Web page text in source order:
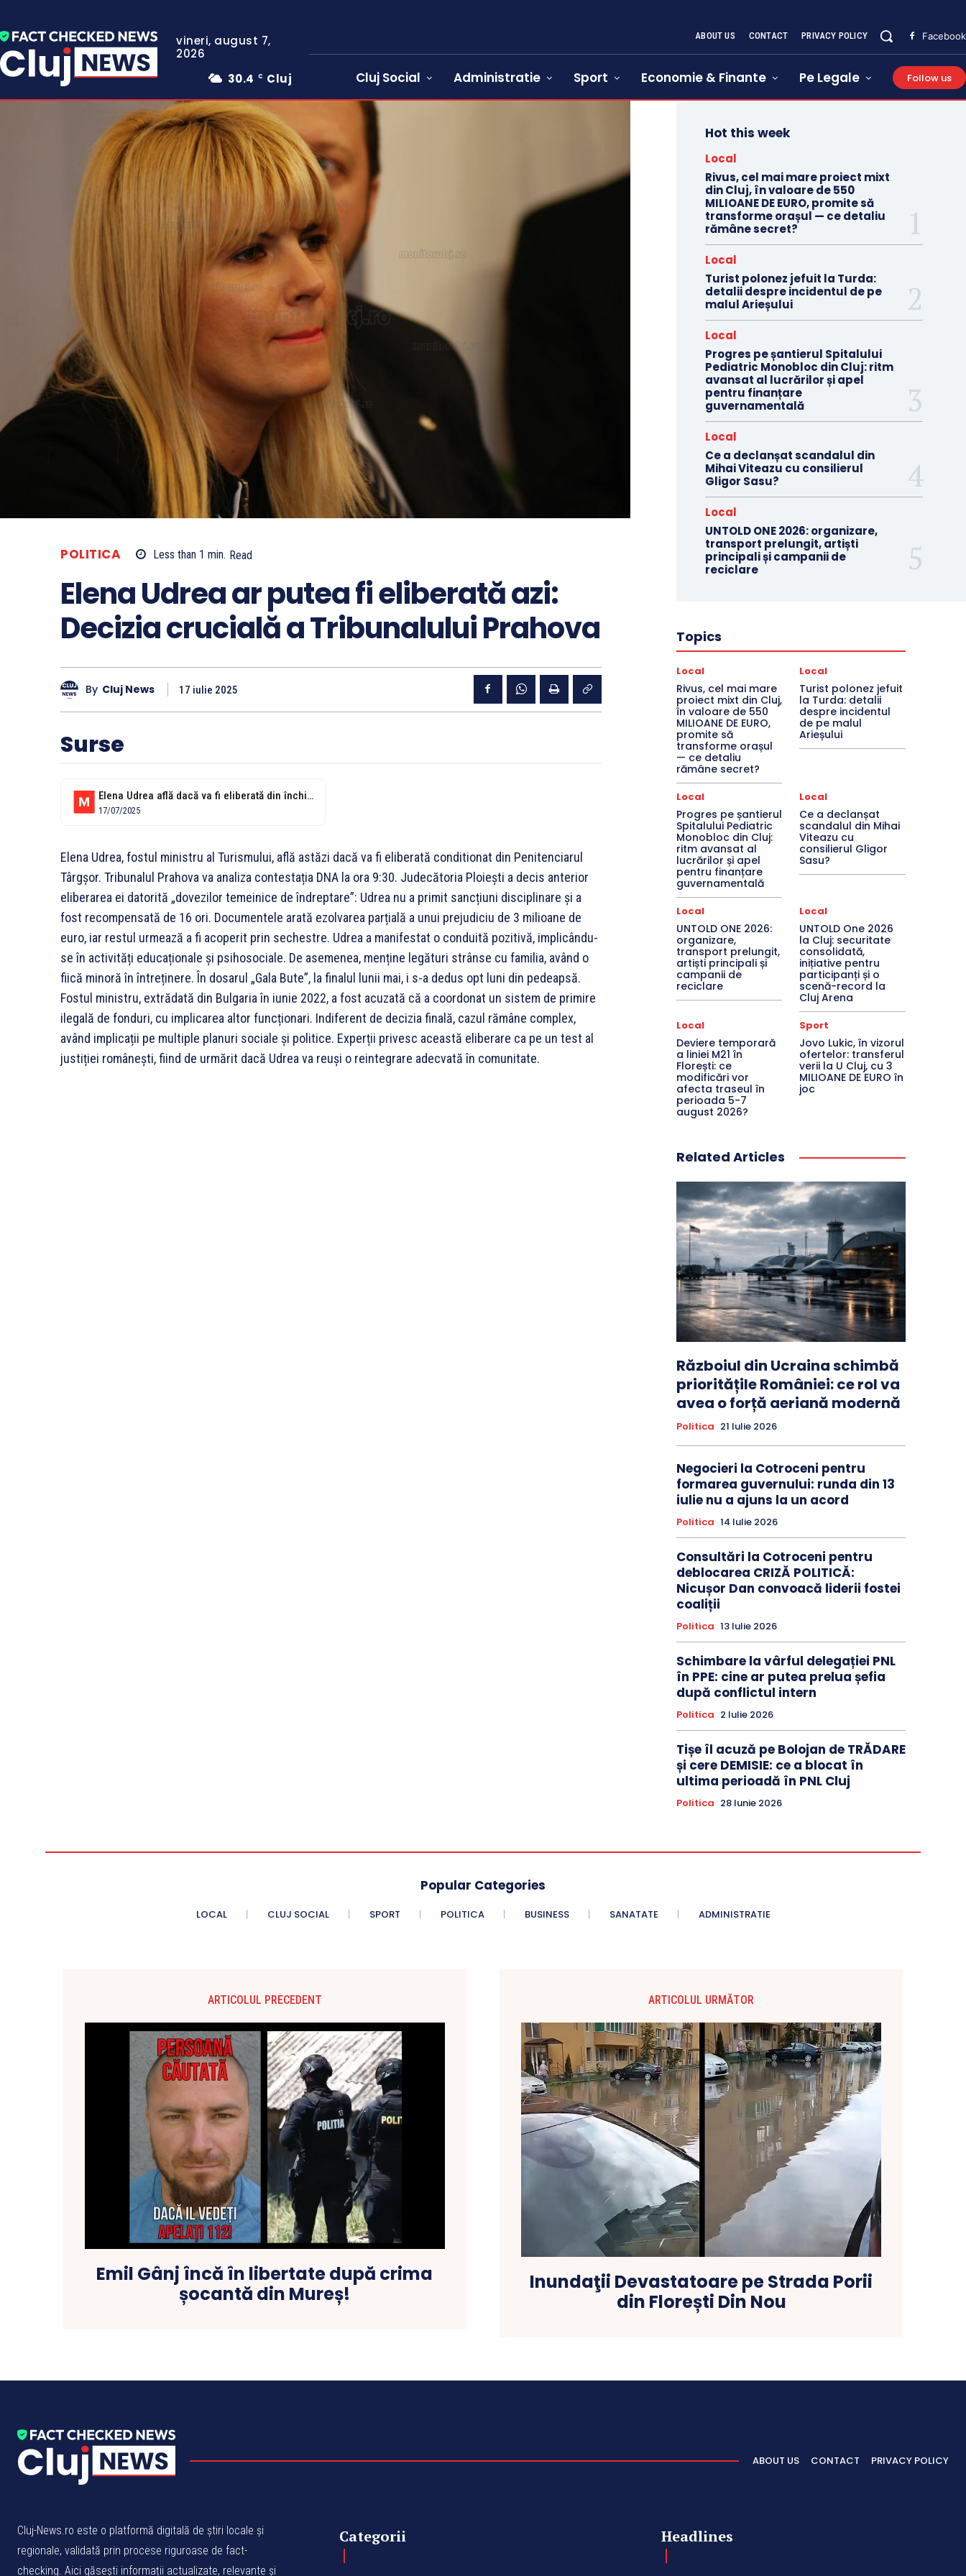
vineri, august 7,
2026
30.4
C Cluj
ABOUT US CONTACT PRIVACY POLICY Facebook
Cluj Social Administratie Sport Economie & Finante Pe Legale Follow us
POLITICA Less than 1 min. Read
Elena Udrea ar putea fi eliberată azi:
Decizia crucială a Tribunalului Prahova
By Cluj News 17 iulie 2025
Surse
Elena Udrea află dacă va fi eliberată din închisoare
17/07/2025
Elena Udrea, fostul ministru al Turismului, află astăzi dacă va fi eliberată conditionat din Penitenciarul
Târgșor. Tribunalul Prahova va analiza contestația DNA la ora 9:30. Judecătoria Ploiești a decis anterior
eliberarea ei datorită „dovezilor temeinice de îndreptare”: Udrea nu a primit sancțiuni disciplinare și a
fost recompensată de 16 ori. Documentele arată ezolvarea parțială a unui prejudiciu de 3 milioane de
euro, iar restul urmează a fi acoperit prin sechestre. Udrea a manifestat o conduită pozitivă, implicându-
se în activități educaționale și psihosociale. De asemenea, menține legături strânse cu familia, având o
fiică minoră în întreținere. În dosarul „Gala Bute”, la finalul lunii mai, i s-a dedus opt luni din pedeapsă.
Fostul ministru, extrădată din Bulgaria în iunie 2022, a fost acuzată că a coordonat un sistem de primire
ilegală de fonduri, cu implicarea altor funcționari. Indiferent de decizia finală, cazul rămâne complex,
având implicații pe multiple planuri sociale și politice. Experții privesc această eliberare ca pe un test al
justiției românești, fiind de urmărit dacă Udrea va reuși o reintegrare adecvată în comunitate.
Hot this week
Local
Rivus, cel mai mare proiect mixt
din Cluj, în valoare de 550
MILIOANE DE EURO, promite să
transforme orașul — ce detaliu
rămâne secret?
Local
Turist polonez jefuit la Turda:
detalii despre incidentul de pe
malul Arieșului
Local
Progres pe șantierul Spitalului
Pediatric Monobloc din Cluj: ritm
avansat al lucrărilor și apel
pentru finanțare
guvernamentală
Local
Ce a declanșat scandalul din
Mihai Viteazu cu consilierul
Gligor Sasu?
Local
UNTOLD ONE 2026: organizare,
transport prelungit, artiști
principali și campanii de
reciclare
Topics
Local
Rivus, cel mai mare
proiect mixt din Cluj,
în valoare de 550
MILIOANE DE EURO,
promite să
transforme orașul
— ce detaliu
rămâne secret?
Local
Turist polonez jefuit
la Turda: detalii
despre incidentul
de pe malul
Arieșului
Local
Progres pe șantierul
Spitalului Pediatric
Monobloc din Cluj:
ritm avansat al
lucrărilor și apel
pentru finanțare
guvernamentală
Local
Ce a declanșat
scandalul din Mihai
Viteazu cu
consilierul Gligor
Sasu?
Local
UNTOLD ONE 2026:
organizare,
transport prelungit,
artiști principali și
campanii de
reciclare
Local
UNTOLD One 2026
la Cluj: securitate
consolidată,
inițiative pentru
participanți și o
scenă-record la
Cluj Arena
Local
Deviere temporară
a liniei M21 în
Florești: ce
modificări vor
afecta traseul în
perioada 5-7
august 2026?
Sport
Jovo Lukic, în vizorul
ofertelor: transferul
verii la U Cluj, cu 3
MILIOANE DE EURO în
joc
Related Articles
Războiul din Ucraina schimbă
prioritățile României: ce rol va
avea o forță aeriană modernă
Politica 21 Iulie 2026
Negocieri la Cotroceni pentru
formarea guvernului: runda din 13
iulie nu a ajuns la un acord
Politica 14 Iulie 2026
Consultări la Cotroceni pentru
deblocarea CRIZĂ POLITICĂ:
Nicușor Dan convoacă liderii fostei
coaliții
Politica 13 Iulie 2026
Schimbare la vârful delegației PNL
în PPE: cine ar putea prelua șefia
după conflictul intern
Politica 2 Iulie 2026
Tișe îl acuză pe Bolojan de TRĂDARE
și cere DEMISIE: ce a blocat în
ultima perioadă în PNL Cluj
Politica 28 Iunie 2026
Popular Categories
LOCAL CLUJ SOCIAL SPORT POLITICA BUSINESS SANATATE ADMINISTRATIE
ARTICOLUL PRECEDENT
Emil Gânj încă în libertate după crima
șocantă din Mureș!
ARTICOLUL URMĂTOR
Inundaţii Devastatoare pe Strada Porii
din Florești Din Nou
ABOUT US CONTACT PRIVACY POLICY
Cluj-News.ro este o platformă digitală de știri locale și
regionale, validată prin procese riguroase de fact-
checking. Aici găsești informații actualizate, relevante și
Categorii Headlines